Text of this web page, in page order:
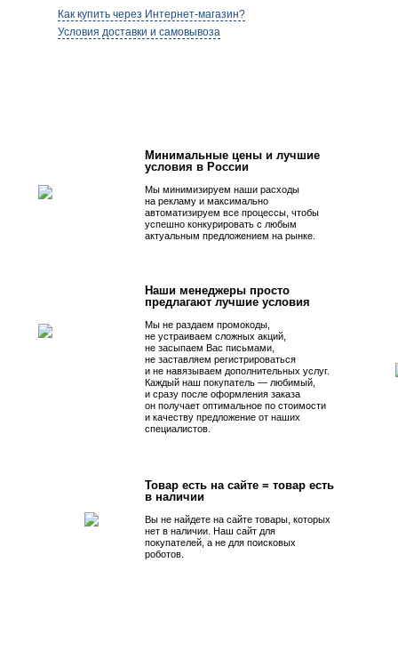
Как купить через Интернет-магазин?
Условия доставки и самовывоза
Минимальные цены и лучшие
условия в России
Мы минимизируем наши расходы
на рекламу и максимально
автоматизируем все процессы, чтобы
успешно конкурировать с любым
актуальным предложением на рынке.
Наши менеджеры просто
предлагают лучшие условия
Мы не раздаем промокоды,
не устраиваем сложных акций,
не засыпаем Вас письмами,
не заставляем регистрироваться
и не навязываем дополнительных услуг.
Каждый наш покупатель — любимый,
и сразу после оформления заказа
он получает оптимальное по стоимости
и качеству предложение от наших
специалистов.
Товар есть на сайте = товар есть
в наличии
Вы не найдете на сайте товары, которых
нет в наличии. Наш сайт для
покупателей, а не для поисковых
роботов.